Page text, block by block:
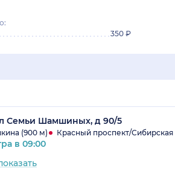
350 ₽
Семьи Шамшиных, д 90/5
(900 м) Красный проспект/Сибирская
в 09:00